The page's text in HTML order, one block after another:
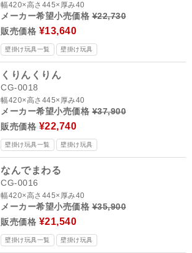
幅420×高さ445×厚み40
メーカー希望小売価格¥22,730
販売価格 ¥13,640
壁掛け玩具一覧 壁掛け玩具
くりんくりん
CG-0018
幅420×高さ445×厚み40
メーカー希望小売価格¥37,900
販売価格 ¥22,740
壁掛け玩具一覧 壁掛け玩具
なんでまわる
CG-0016
幅420×高さ445×厚み40
メーカー希望小売価格¥35,900
販売価格 ¥21,540
壁掛け玩具一覧 壁掛け玩具